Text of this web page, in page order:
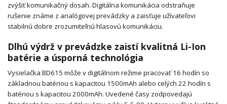
zvýšiť komunikačný dosah. Digitálna komunikácia odstraňuje
rušenie známe z analógovej prevádzky a zaisťuje užívateľovi
stabilnú dobre zrozumiteľnú hlasovú komunikáciu.
Dlhú výdrž v prevádzke zaistí kvalitná Li-Ion
batérie a úsporná technológia
Vysielačka BD615 môže v digitálnom režime pracovať 16 hodín so
základnou batériou s kapacitou 1500mAh alebo celých 22 hodín s
batériou s kapacitou 2000mAh. Uvedené časy zodpovedajú